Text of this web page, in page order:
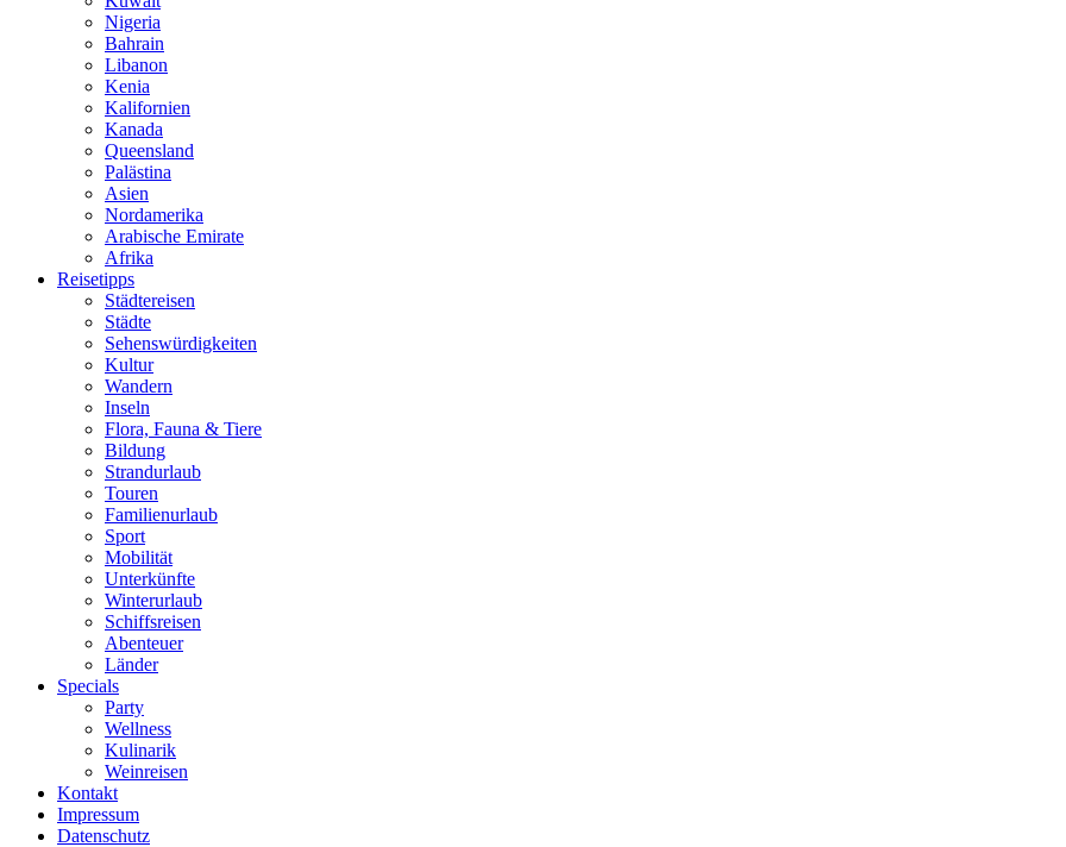
Nigeria
Bahrain
Libanon
Kenia
Kalifornien
Kanada
Queensland
Palästina
Asien
Nordamerika
Arabische Emirate
Afrika
Reisetipps
Städtereisen
Städte
Sehenswürdigkeiten
Kultur
Wandern
Inseln
Flora, Fauna & Tiere
Bildung
Strandurlaub
Touren
Familienurlaub
Sport
Mobilität
Unterkünfte
Winterurlaub
Schiffsreisen
Abenteuer
Länder
Specials
Party
Wellness
Kulinarik
Weinreisen
Kontakt
Impressum
Datenschutz